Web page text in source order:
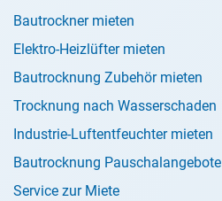
Bautrockner mieten
Elektro-Heizlüfter mieten
Bautrocknung Zubehör mieten
Trocknung nach Wasserschaden
Industrie-Luftentfeuchter mieten
Bautrocknung Pauschalangebote
Service zur Miete